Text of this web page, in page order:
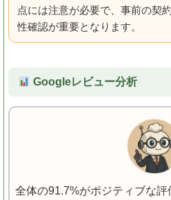
点には注意が必要で、事前の契
性確認が重要となります。
Googleレビュー分析
全体の91.7%がポジティブな